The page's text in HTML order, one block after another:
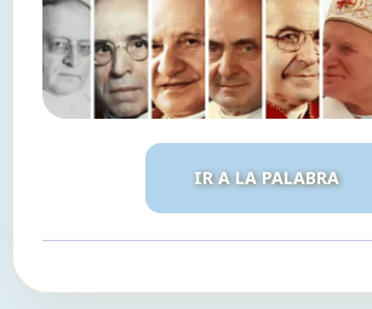
IR A LA PALABRA